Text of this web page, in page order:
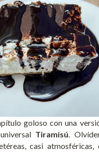
goloso con una
Tiramisú.
casi atmosféricas,